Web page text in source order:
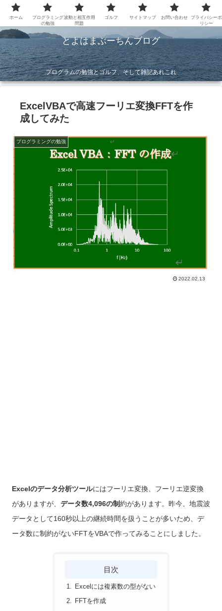
とよはまぶーちんブログ
プログラムの勉強とゴルフ、そして雑記あれこれ
ExcelVBAで高速フーリエ変換FFTを作
成してみた
プログラミングの勉強
2022.02.13
Excelのデータ分析ツールにはフーリエ変換、フーリエ逆変換
がありますが、 データ数4,096の制約があります。昨今、地震波
データとして160秒以上の継続時間を扱うことが多いため、デ
ータ数に制約がないFFTをVBAで作ってみることにしました。
目次
Excelには複素数の型がない
FFTを作成
ホーム
プログラミング
の勉強
波動と相互作用
問題
ゴルフ サイトマップ お問い合わせ
プライバシーポ
リシー